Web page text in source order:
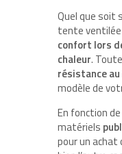
Quel que soit
tente
confort lors
chaleur.
résistance
modèle de
En fonction
matériels
pour un achat